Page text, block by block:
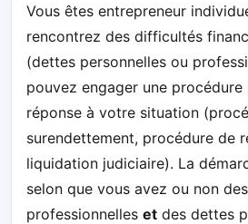
Vous êtes entrepreneur
rencontrez des difficultés
(dettes personnelles ou
pouvez engager une
réponse à votre situation
surendettement, procédure de
liquidation judiciaire). La
selon que vous avez ou non
professionnelles et des dettes